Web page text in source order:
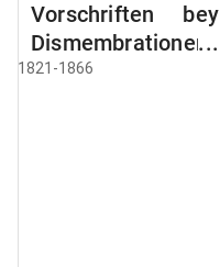
Vorschriften bey
Dismembrationen
Domainen-
1821-1866